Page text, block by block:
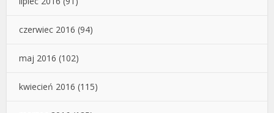
czerwiec 2016 (94)
maj 2016 (102)
kwiecień 2016 (115)